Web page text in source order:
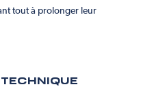
tout à prolonger leur